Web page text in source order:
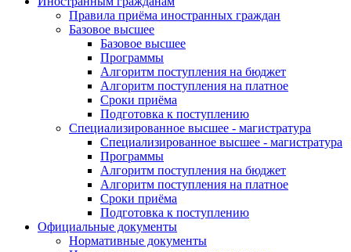
Правила приёма иностранных граждан
Базовое высшее
Базовое высшее
Программы
Алгоритм поступления на бюджет
Алгоритм поступления на платное
Сроки приёма
Подготовка к поступлению
Специализированное высшее - магистратура
Специализированное высшее - магистратура
Программы
Алгоритм поступления на бюджет
Алгоритм поступления на платное
Сроки приёма
Подготовка к поступлению
Официальные документы
Нормативные документы